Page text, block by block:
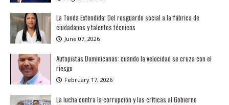
La Tanda Extendida: Del resguardo social a la fábrica de
ciudadanos y talentos técnicos
June 07, 2026
Autopistas Dominicanas: cuando la velocidad se cruza con el
riesgo
February 17, 2026
La lucha contra la corrupción y las críticas al Gobierno